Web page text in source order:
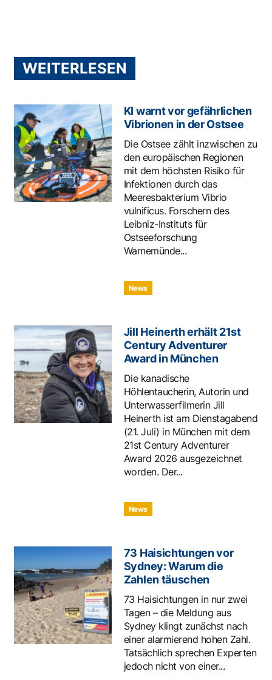
WEITERLESEN
KI warnt vor gefährlichen
Vibrionen in der Ostsee
Die Ostsee zählt inzwischen zu
den europäischen Regionen
mit dem höchsten Risiko für
Infektionen durch das
Meeresbakterium Vibrio
vulnificus. Forschern des
Leibniz-Instituts für
Ostseeforschung
Warnemünde...
News
Jill Heinerth erhält 21st
Century Adventurer
Award in München
Die kanadische
Höhlentaucherin, Autorin und
Unterwasserfilmerin Jill
Heinerth ist am Dienstagabend
(21. Juli) in München mit dem
21st Century Adventurer
Award 2026 ausgezeichnet
worden. Der...
News
73 Haisichtungen vor
Sydney: Warum die
Zahlen täuschen
73 Haisichtungen in nur zwei
Tagen – die Meldung aus
Sydney klingt zunächst nach
einer alarmierend hohen Zahl.
Tatsächlich sprechen Experten
jedoch nicht von einer...